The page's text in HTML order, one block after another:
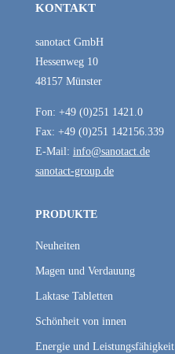
KONTAKT
sanotact GmbH
Hessenweg 10
48157 Münster
Fon: +49 (0)251 1421.0
Fax: +49 (0)251 142156.339
E-Mail: info@sanotact.de
sanotact-group.de
PRODUKTE
Neuheiten
Magen und Verdauung
Laktase Tabletten
Schönheit von innen
Energie und Leistungsfähigkeit